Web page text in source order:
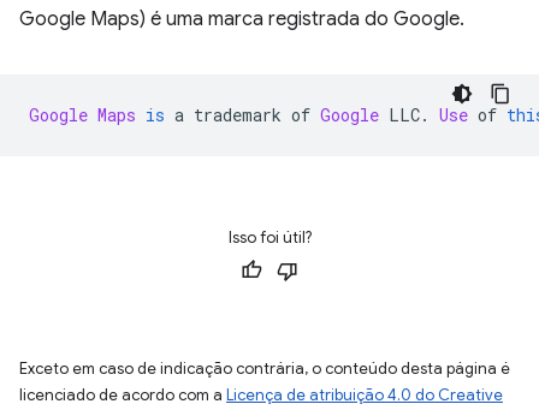
Google Maps) é uma marca registrada do Google.
Google Maps is a trademark of Google LLC. Use of
Isso foi útil?
Exceto em caso de indicação contrária, o conteúdo desta página é
licenciado de acordo com a Licença de atribuição 4.0 do Creative